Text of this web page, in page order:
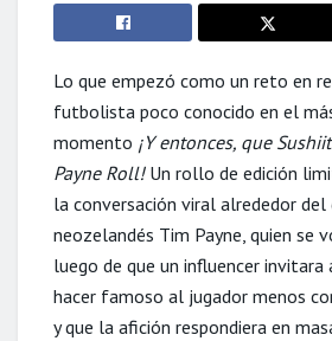
Lo que empezó como un reto en
futbolista poco conocido en el
momento ¡Y entonces, que
Payne Roll!Un rollo de edición
la conversación viral alrededor del
neozelandés Tim Payne, quien se
luego de que un influencer
hacer famoso al jugador menos
y que la afición respondiera en